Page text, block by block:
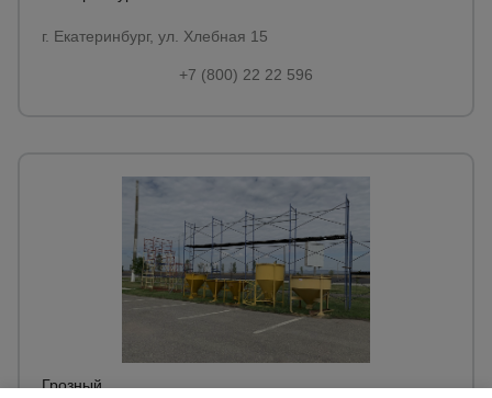
г. Екатеринбург, ул. Хлебная 15
+7 (800) 22 22 596
Грозный